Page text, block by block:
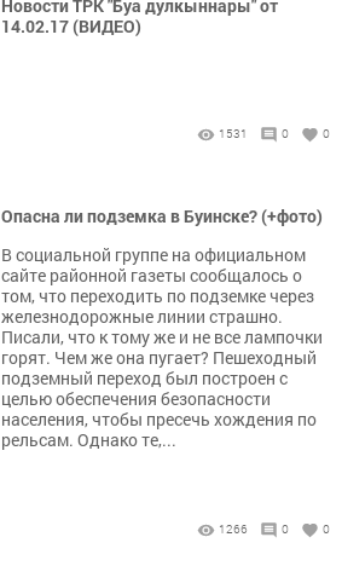
Новости ТРК "Буа дулкыннары" от
14.02.17 (ВИДЕО)
1531 0 0
Опасна ли подземка в Буинске? (+фото)
В социальной группе на официальном
сайте районной газеты сообщалось о
том, что переходить по подземке через
железнодорожные линии страшно.
Писали, что к тому же и не все лампочки
горят. Чем же она пугает? Пешеходный
подземный переход был построен с
целью обеспечения безопасности
населения, чтобы пресечь хождения по
рельсам. Однако те,...
1266 0 0